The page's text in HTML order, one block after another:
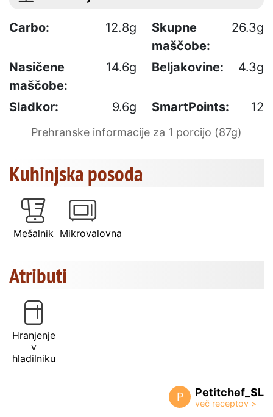
Carbo: 12.8g
Skupne
maščobe:
26.3g
Nasičene
maščobe:
14.6g Beljakovine: 4.3g
Sladkor: 9.6g SmartPoints: 12
Prehranske informacije za 1 porcijo (87g)
Kuhinjska posoda
Mešalnik Mikrovalovna
Atributi
Hranjenje
v
hladilniku
P Petitchef_SL